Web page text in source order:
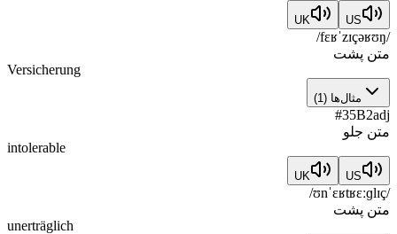
US
UK
/fɛʁˈzɪçəʁʊŋ/
متن پشت
Versicherung
مثال‌ها (
1
)
#35B2adj
متن جلو
intolerable
US
UK
/ʊnˈɛʁtʁɛːɡlɪç/
متن پشت
unerträglich